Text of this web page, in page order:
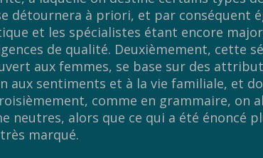
détournera à priori, et par conséquent
et les spécialistes étant encore
de qualité. Deuxièmement, cette
aux femmes, se base sur des
aux sentiments et à la vie familiale, et
comme en grammaire, on
neutres, alors que ce qui a été énoncé
marqué.